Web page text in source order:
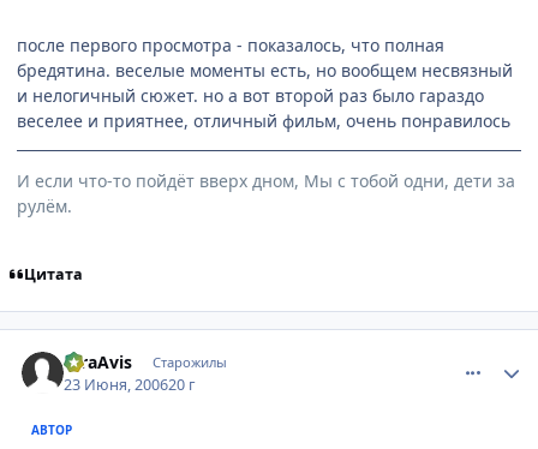
после первого просмотра - показалось, что полная
бредятина. веселые моменты есть, но вообщем несвязный
и нелогичный сюжет. но а вот второй раз было гараздо
веселее и приятнее, отличный фильм, очень понравилось
И если что-то пойдёт вверх дном, Мы с тобой одни, дети за
рулём.
Цитата
raraAvis Старожилы
23 Июня, 200620 г
АВТОР